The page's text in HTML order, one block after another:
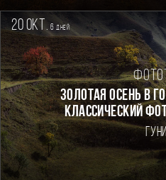
20 окт. 6дней
Золотая осень в
Классический